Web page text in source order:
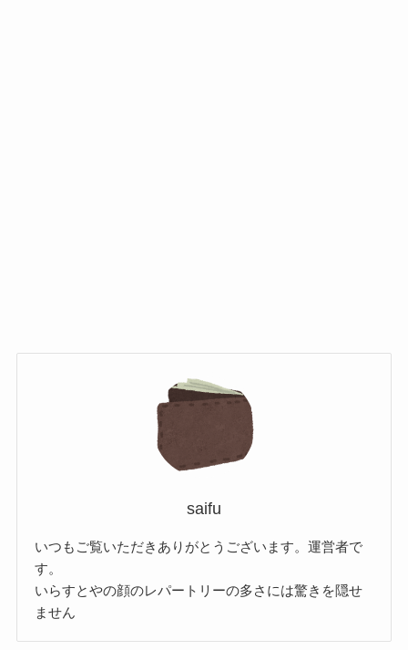
saifu
いつもご覧いただきありがとうございます。運営者で
す。
いらすとやの顔のレパートリーの多さには驚きを隠せ
ません